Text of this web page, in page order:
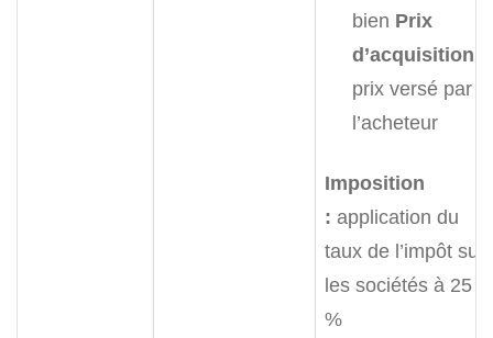
bien Prix
d’acquisition
prix versé par
l’acheteur
Imposition
: application du
taux de l’impôt sur
les sociétés à 25
%